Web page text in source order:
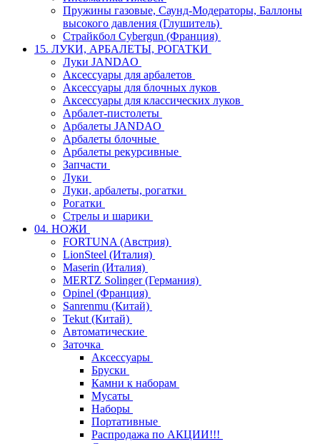
Пружины газовые, Саунд-Модераторы, Баллоны
высокого давления (Глушитель)
Страйкбол Cybergun (Франция)
15. ЛУКИ, АРБАЛЕТЫ, РОГАТКИ
Луки JANDAO
Аксессуары для арбалетов
Аксессуары для блочных луков
Аксессуары для классических луков
Арбалет-пистолеты
Арбалеты JANDAO
Арбалеты блочные
Арбалеты рекурсивные
Запчасти
Луки
Луки, арбалеты, рогатки
Рогатки
Стрелы и шарики
04. НОЖИ
FORTUNA (Австрия)
LionSteel (Италия)
Maserin (Италия)
MERTZ Solinger (Германия)
Opinel (Франция)
Sanrenmu (Китай)
Tekut (Китай)
Автоматические
Заточка
Аксессуары
Бруски
Камни к наборам
Мусаты
Наборы
Портативные
Распродажа по АКЦИИ!!!